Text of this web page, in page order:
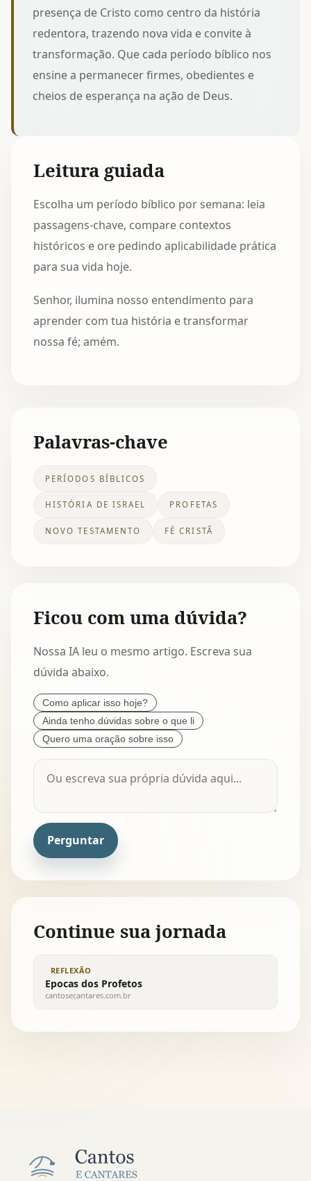
presença de Cristo como centro da história
redentora, trazendo nova vida e convite à
transformação. Que cada período bíblico nos
ensine a permanecer firmes, obedientes e
cheios de esperança na ação de Deus.
Leitura guiada
Escolha um período bíblico por semana: leia
passagens-chave, compare contextos
históricos e ore pedindo aplicabilidade prática
para sua vida hoje.
Senhor, ilumina nosso entendimento para
aprender com tua história e transformar
nossa fé; amém.
Palavras-chave
PERÍODOS BÍBLICOS
HISTÓRIA DE ISRAEL PROFETAS
NOVO TESTAMENTO FÉ CRISTÃ
Ficou com uma dúvida?
Nossa IA leu o mesmo artigo. Escreva sua
dúvida abaixo.
Como aplicar isso hoje?
Ainda tenho dúvidas sobre o que li
Quero uma oração sobre isso
Perguntar
Continue sua jornada
REFLEXÃO
Epocas dos Profetos
cantosecantares.com.br